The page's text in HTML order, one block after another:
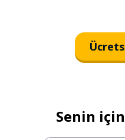
Senin